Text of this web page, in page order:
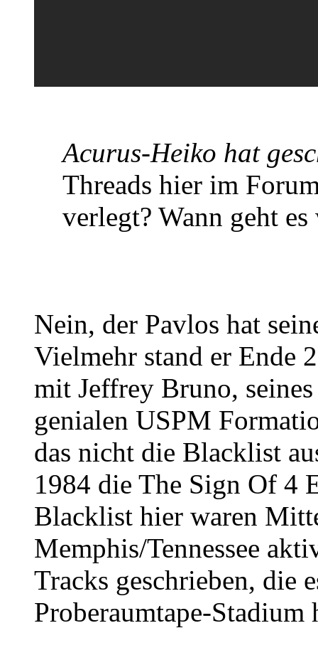
Acurus-Heiko hat
Threads hier im
verlegt? Wann geht es
Nein, der Pavlos hat
Vielmehr stand er Ende
mit Jeffrey Bruno,
genialen USPM
das nicht die Blacklist
1984 die The Sign Of 4
Blacklist hier waren
Memphis/Tennessee
Tracks geschrieben, die
Proberaumtape-Stadium